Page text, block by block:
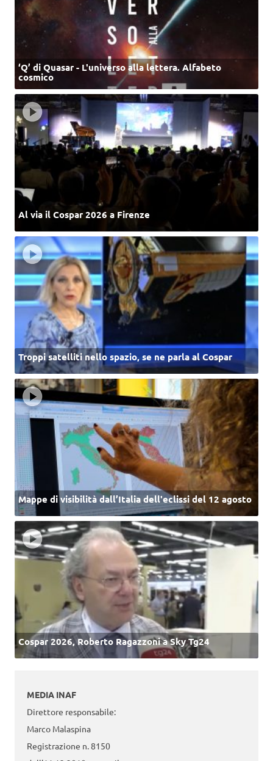
‘Q’ di Quasar - L'universo alla lettera. Alfabeto
cosmico
Al via il Cospar 2026 a Firenze
Troppi satelliti nello spazio, se ne parla al Cospar
Mappe di visibilità dall’Italia dell'eclissi del 12 agosto
Cospar 2026, Roberto Ragazzoni a Sky Tg24
MEDIA INAF
Direttore responsabile:
Marco Malaspina
Registrazione n. 8150